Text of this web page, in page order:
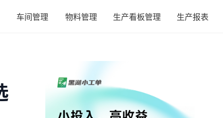
车间管理 物料管理 生产看板管理 生产报表